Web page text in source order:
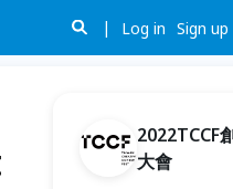
Log in Sign up
2022TCCF
大會